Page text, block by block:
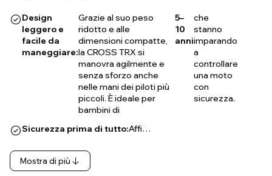
Design
leggero e
facile da
maneggiare:
Grazie al suo peso
ridotto e alle
dimensioni compatte,
la CROSS TRX si
manovra agilmente e
senza sforzo anche
nelle mani dei piloti più
piccoli. È ideale per
bambini di
5–
10
anni
che
stanno
imparando
a
controllare
una moto
con
sicurezza.
Sicurezza prima di tutto:Affi…
Mostra di più